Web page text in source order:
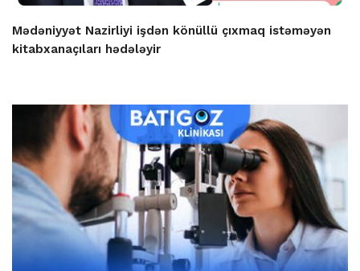
Mədəniyyət Nazirliyi işdən könüllü çıxmaq istəməyən
kitabxanaçıları hədələyir